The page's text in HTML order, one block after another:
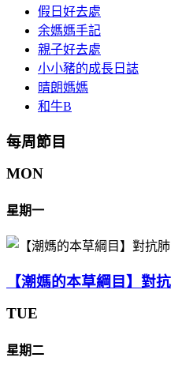
假日好去處
余媽媽手記
親子好去處
小小豬的成長日誌
晴朗媽媽
和牛B
每周節目
MON
星期一
【潮媽的本草綱目】對
TUE
星期二